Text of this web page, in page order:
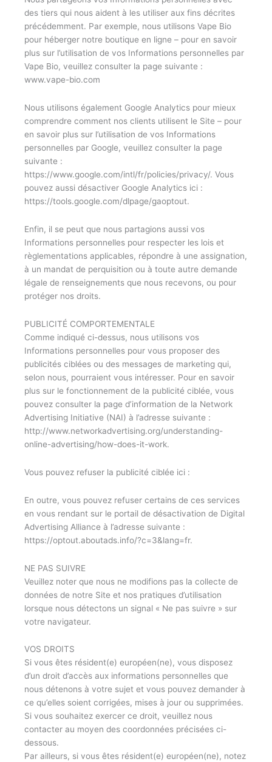
des tiers qui nous aident à les utiliser aux fins décrites
précédemment. Par exemple, nous utilisons Vape Bio
pour héberger notre boutique en ligne – pour en savoir
plus sur l’utilisation de vos Informations personnelles par
Vape Bio, veuillez consulter la page suivante :
www.vape-bio.com
Nous utilisons également Google Analytics pour mieux
comprendre comment nos clients utilisent le Site – pour
en savoir plus sur l’utilisation de vos Informations
personnelles par Google, veuillez consulter la page
suivante :
https://www.google.com/intl/fr/policies/privacy/. Vous
pouvez aussi désactiver Google Analytics ici :
https://tools.google.com/dlpage/gaoptout.
Enfin, il se peut que nous partagions aussi vos
Informations personnelles pour respecter les lois et
règlementations applicables, répondre à une assignation,
à un mandat de perquisition ou à toute autre demande
légale de renseignements que nous recevons, ou pour
protéger nos droits.
PUBLICITÉ COMPORTEMENTALE
Comme indiqué ci-dessus, nous utilisons vos
Informations personnelles pour vous proposer des
publicités ciblées ou des messages de marketing qui,
selon nous, pourraient vous intéresser. Pour en savoir
plus sur le fonctionnement de la publicité ciblée, vous
pouvez consulter la page d’information de la Network
Advertising Initiative (NAI) à l’adresse suivante :
http://www.networkadvertising.org/understanding-
online-advertising/how-does-it-work.
Vous pouvez refuser la publicité ciblée ici :
En outre, vous pouvez refuser certains de ces services
en vous rendant sur le portail de désactivation de Digital
Advertising Alliance à l’adresse suivante :
https://optout.aboutads.info/?c=3&lang=fr.
NE PAS SUIVRE
Veuillez noter que nous ne modifions pas la collecte de
données de notre Site et nos pratiques d’utilisation
lorsque nous détectons un signal « Ne pas suivre » sur
votre navigateur.
VOS DROITS
Si vous êtes résident(e) européen(ne), vous disposez
d’un droit d’accès aux informations personnelles que
nous détenons à votre sujet et vous pouvez demander à
ce qu’elles soient corrigées, mises à jour ou supprimées.
Si vous souhaitez exercer ce droit, veuillez nous
contacter au moyen des coordonnées précisées ci-
dessous.
Par ailleurs, si vous êtes résident(e) européen(ne), notez